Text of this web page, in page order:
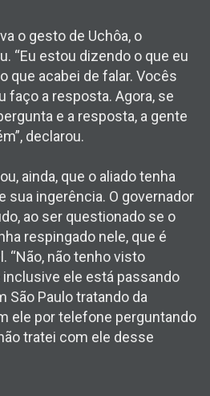
o gesto de Uchôa, o
“Eu estou dizendo o que eu
que acabei de falar. Vocês
faço a resposta. Agora, se
e a resposta, a gente
declarou.
ainda, que o aliado tenha
sua ingerência. O governador
ao ser questionado se o
respingado nele, que é
“Não, não tenho visto
ele está passando
São Paulo tratando da
ele por telefone perguntando
tratei com ele desse